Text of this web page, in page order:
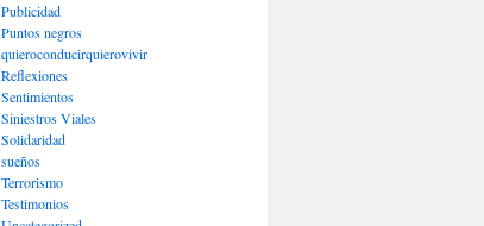
Publicidad
Puntos negros
quieroconducirquierovivir
Reflexiones
Sentimientos
Siniestros Viales
Solidaridad
sueños
Terrorismo
Testimonios